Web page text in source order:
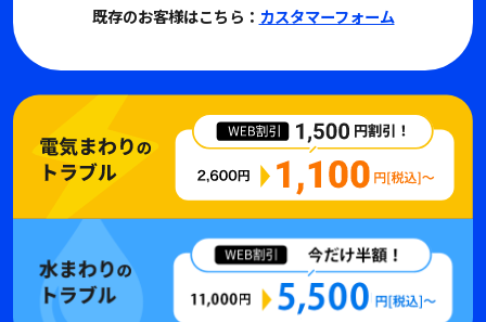
既存のお客様はこちら： カスタマーフォーム